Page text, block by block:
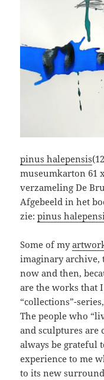
pinus halepensis
museumkarton 61
verzameling De
Afgebeeld in het
zie:pinus
Some of my
imaginary archive,
now and then,
are the works that
“collections”-
The people who
and sculptures are
always be grateful
experience to me
to its new